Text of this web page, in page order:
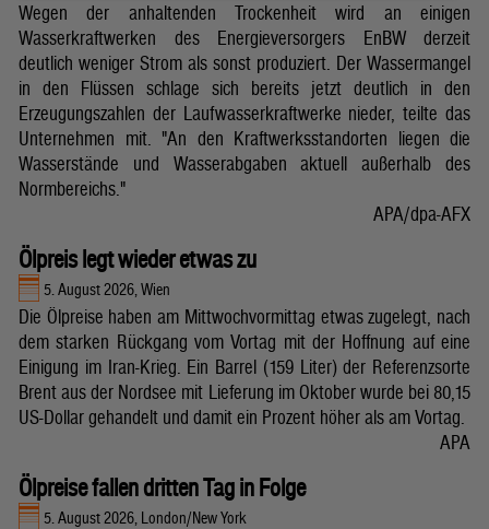
Wegen der anhaltenden Trockenheit wird an einigen
Wasserkraftwerken des Energieversorgers EnBW derzeit
deutlich weniger Strom als sonst produziert. Der Wassermangel
in den Flüssen schlage sich bereits jetzt deutlich in den
Erzeugungszahlen der Laufwasserkraftwerke nieder, teilte das
Unternehmen mit. "An den Kraftwerksstandorten liegen die
Wasserstände und Wasserabgaben aktuell außerhalb des
Normbereichs."
APA/dpa-AFX
Ölpreis legt wieder etwas zu
5. August 2026, Wien
Die Ölpreise haben am Mittwochvormittag etwas zugelegt, nach
dem starken Rückgang vom Vortag mit der Hoffnung auf eine
Einigung im Iran-Krieg. Ein Barrel (159 Liter) der Referenzsorte
Brent aus der Nordsee mit Lieferung im Oktober wurde bei 80,15
US-Dollar gehandelt und damit ein Prozent höher als am Vortag.
APA
Ölpreise fallen dritten Tag in Folge
5. August 2026, London/New York